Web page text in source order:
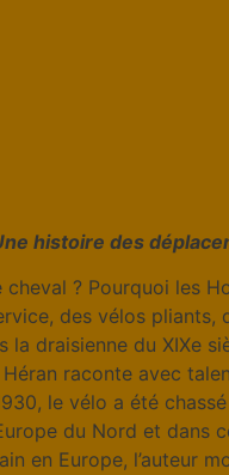
histoire des
? Pourquoi les
des vélos
draisienne du XIXe
raconte avec
le vélo a été
du Nord et dans
en Europe, l’auteur